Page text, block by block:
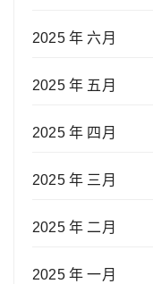
2025 年 六月
2025 年 五月
2025 年 四月
2025 年 三月
2025 年 二月
2025 年 一月